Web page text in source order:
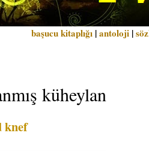
başucu kitaplığı |antoloji |
küheylan
knef